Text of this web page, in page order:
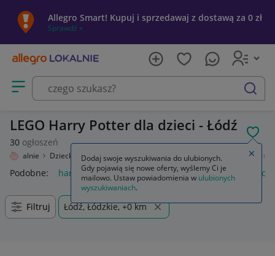
Allegro Smart! Kupuj i sprzedawaj z dostawą za 0 zł
Sprawdź »
Otwórz menu z kategoriami
szukaj
LEGO Harry Potter dla dzieci - Łódź
30 ogłoszeń
Lokalnie Dziecko Zabawki Klocki LEGO Zestawy Harry Potter
Podobne: harry potter lego harry potter różdżka harry
Filtruj Łódź, Łódzkie, +0 km
Dodaj swoje wyszukiwania do ulubionych.
Gdy pojawią się nowe oferty, wyślemy Ci je
mailowo. Ustaw powiadomienia w ulubionych
wyszukiwaniach.